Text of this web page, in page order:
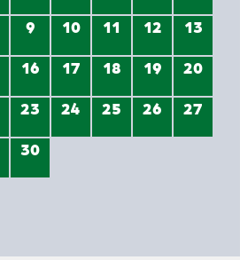
9 10 11 12
13
16 17 18 19
20
23 24 25 26
27
30